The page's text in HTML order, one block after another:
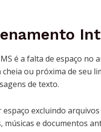
é a falta de espaço no
ou próxima de seu
de texto.
excluindo
e documentos